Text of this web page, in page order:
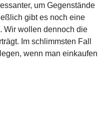
um Gegenstände
gibt es noch eine
Wir wollen dennoch die
Im schlimmsten Fall
wenn man einkaufen